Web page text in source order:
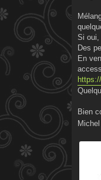
Si oui,
Des
En
Bien